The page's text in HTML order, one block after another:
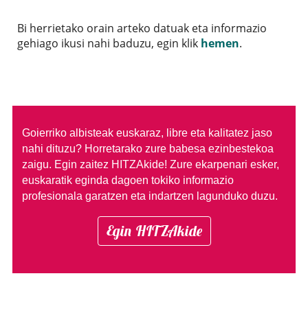
Bi herrietako orain arteko datuak eta informazio
gehiago ikusi nahi baduzu, egin klik hemen.
Goierriko albisteak euskaraz, libre eta kalitatez jaso
nahi dituzu? Horretarako zure babesa ezinbestekoa
zaigu. Egin zaitez HITZAkide! Zure ekarpenari esker,
euskaratik eginda dagoen tokiko informazio
profesionala garatzen eta indartzen lagunduko duzu.
Egin HITZAkide